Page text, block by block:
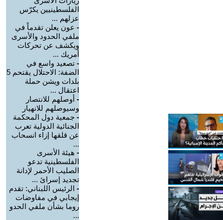
الفلسطينيين يكرّس
عزلهم ...
- عون يعلن تقدماً في
ملفي الحدود والأسرى
ويكشف عن تحركات
أمريك ...
- تصعيد واسع في
الضفة: الاحتلال يقتحم 5
بلدات ويشن حملة
اعتقال ...
- أوصلهم للانتصار
وسيوصلهم للانهيار
- جمعية دول المحكمة
الجنائية الدولية تعرب
عن قلقها إزاء انسحاب
...
- هيئة الأسرى
الفلسطينية تدعو
الصليب الأحمر لإدانة
تجديد إسرائ ...
- الرئيس اللبناني: تقدم
إيجابي في مفاوضات
روما بشأن ملفي الحدو
...